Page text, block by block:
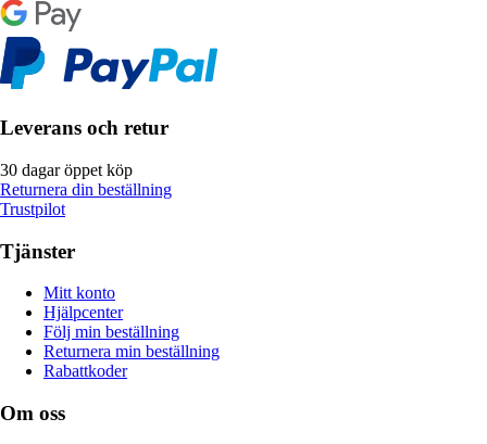
Leverans och retur
30 dagar öppet köp
Returnera din beställning
Trustpilot
Tjänster
Mitt konto
Hjälpcenter
Följ min beställning
Returnera min beställning
Rabattkoder
Om oss